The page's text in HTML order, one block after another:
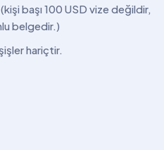
başı 100 USD vize değildir,
belgedir.)
hariçtir.